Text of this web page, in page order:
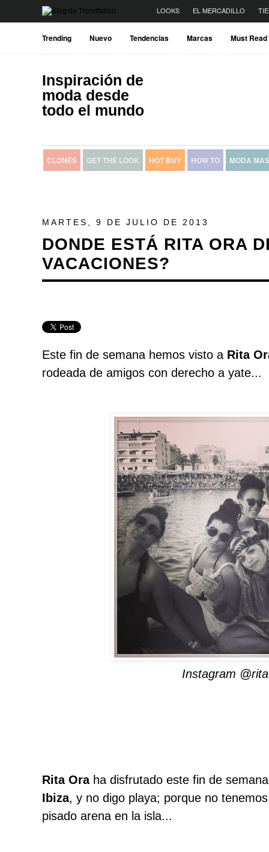
LOOKS EL MERCADILLO
Trending Nuevo Tendencias Marcas Must Read
Inspiración de
moda desde
todo el mundo
CLONES GET THE LOOK HOT BUY HOW TO MODA
MARTES, 9 DE JULIO DE 2013
DONDE ESTÁ RITA ORA
VACACIONES?
Este fin de semana hemos visto a Rita
rodeada de amigos con derecho a yate...
Instagram
Rita Oraha disfrutado este fin de
Ibiza, y no digo playa; porque no
pisado arena en la isla...